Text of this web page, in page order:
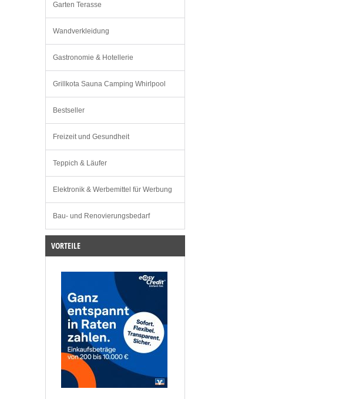
Garten Terasse
Wandverkleidung
Gastronomie & Hotellerie
Grillkota Sauna Camping Whirlpool
Bestseller
Freizeit und Gesundheit
Teppich & Läufer
Elektronik & Werbemittel für Werbung
Bau- und Renovierungsbedarf
VORTEILE